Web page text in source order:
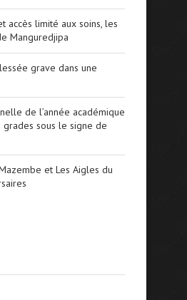
accès limité aux soins, les
Manguredjipa
grave dans une
de l’année académique
sous le signe de
et Les Aigles du